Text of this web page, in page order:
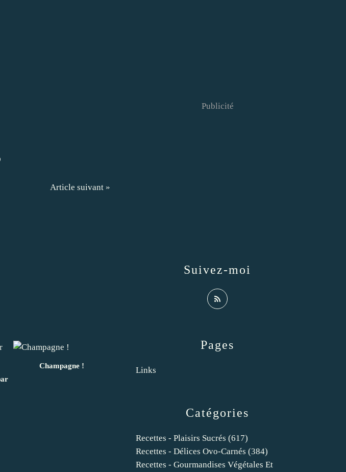
Article suivant »
Champagne !
Catégories
Recettes - Plaisirs Sucrés (617)
Recettes - Délices Ovo-Carnés (384)
Recettes - Gourmandises Végétales Et
Pages
Links
Suivez-moi
Publicité